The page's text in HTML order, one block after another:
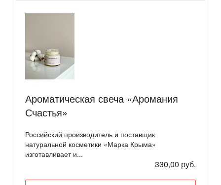
Ароматическая свеча «Аромания
Счастья»
Российский производитель и поставщик
натуральной косметики «Марка Крыма»
изготавливает и...
330,00 руб.